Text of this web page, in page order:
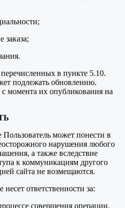
заказа;
в пункте 5.10.
подлежать обновлению.
момента их опубликования на
может понести в
нарушения любого
а также вследствие
к коммуникациям другого
сайта не возмещаются.
ответственности за:
совершения операции,